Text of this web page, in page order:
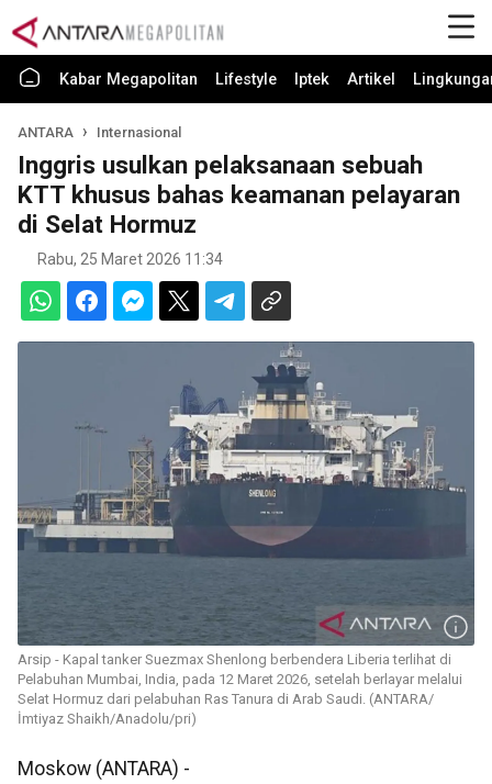
Kabar Megapolitan Lifestyle Iptek Artikel
ANTARA Internasional
Inggris usulkan pelaksanaan sebuah
KTT khusus bahas keamanan pelayaran
di Selat Hormuz
Rabu, 25 Maret 2026 11:34
Arsip - Kapal tanker Suezmax Shenlong berbendera Liberia terlihat di
Pelabuhan Mumbai, India, pada 12 Maret 2026, setelah berlayar melalui
Selat Hormuz dari pelabuhan Ras Tanura di Arab Saudi. (ANTARA/
İmtiyaz Shaikh/Anadolu/pri)
Moskow (ANTARA) -